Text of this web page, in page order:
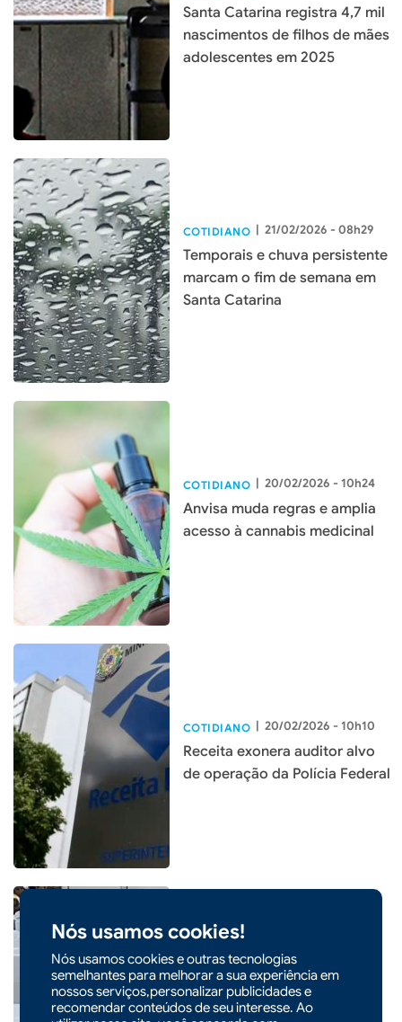
Nós usamos cookies!
Nós usamos cookies e outras tecnologias
semelhantes para melhorar a sua experiência em
nossos serviços,personalizar publicidades e
recomendar conteúdos de seu interesse. Ao
Santa Catarina registra 4,7 mil
nascimentos de filhos de mães
adolescentes em 2025
COTIDIANO | 21/02/2026 - 08h29
Temporais e chuva persistente
marcam o fim de semana em
Santa Catarina
COTIDIANO | 20/02/2026 - 10h24
Anvisa muda regras e amplia
acesso à cannabis medicinal
COTIDIANO | 20/02/2026 - 10h10
Receita exonera auditor alvo
de operação da Polícia Federal
COTIDIANO | 14/01/2026 - 09h00
Inmetro orienta uso da
geladeira para reduzir